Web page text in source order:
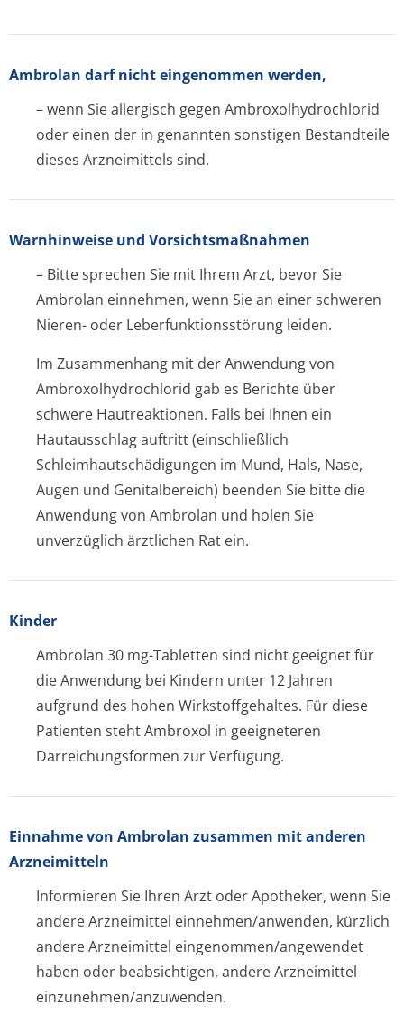
Ambrolan darf nicht eingenommen werden,
– wenn Sie allergisch gegen Ambroxolhydrochlo­rid
oder einen der in genannten sonstigen Bestandteile
dieses Arzneimittels sind.
Warnhinweise und Vorsichtsmaßnahmen
– Bitte sprechen Sie mit Ihrem Arzt, bevor Sie
Ambrolan einnehmen, wenn Sie an einer schweren
Nieren- oder Leberfunktion­sstörung leiden.
Im Zusammenhang mit der Anwendung von
Ambroxolhydrochlo­rid gab es Berichte über
schwere Hautreaktionen. Falls bei Ihnen ein
Hautausschlag auftritt (einschließlich
Schleimhautschädi­gungen im Mund, Hals, Nase,
Augen und Genitalbereich) beenden Sie bitte die
Anwendung von Ambrolan und holen Sie
unverzüglich ärztlichen Rat ein.
Kinder
Ambrolan 30 mg-Tabletten sind nicht geeignet für
die Anwendung bei Kindern unter 12 Jahren
aufgrund des hohen Wirkstoffgehaltes. Für diese
Patienten steht Ambroxol in geeigneteren
Darreichungsformen zur Verfügung.
Einnahme von Ambrolan zusammen mit anderen
Arzneimitteln
Informieren Sie Ihren Arzt oder Apotheker, wenn Sie
andere Arzneimittel einnehmen/anwenden, kürzlich
andere Arzneimittel eingenommen/an­gewendet
haben oder beabsichtigen, andere Arzneimittel
einzunehmen/an­zuwenden.